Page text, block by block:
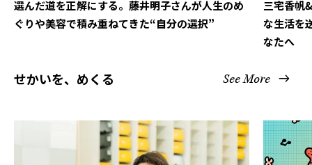
選んだ道を正解にする。藤井明子さんが人生のめ
ぐりや美容で積み重ねてきた“自分の選択”
三宅香帆
な生活を
なたへ
せかいを、めくる See More